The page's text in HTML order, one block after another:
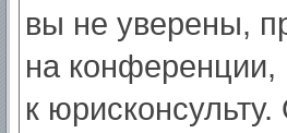
вы не уверены,
на
к